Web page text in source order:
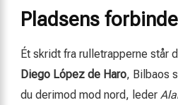
Pladsens
Ét skridt fra rulletrapperne står
Diego López de Haro, Bilbaos
du derimod mod nord, leder